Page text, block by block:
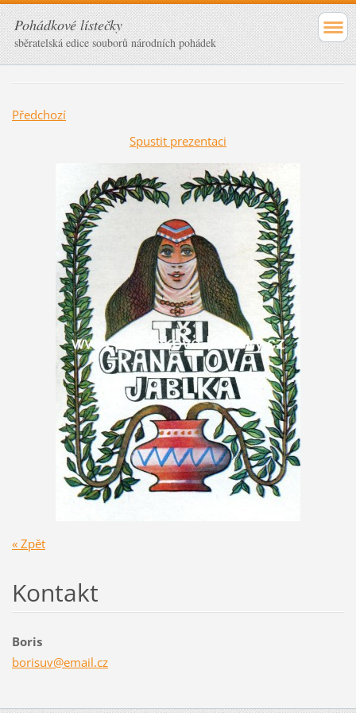
Pohádkové lístečky
sběratelská edice souborů národních pohádek
Předchozí
Spustit prezentaci
« Zpět
Kontakt
Boris
borisuv@email.cz